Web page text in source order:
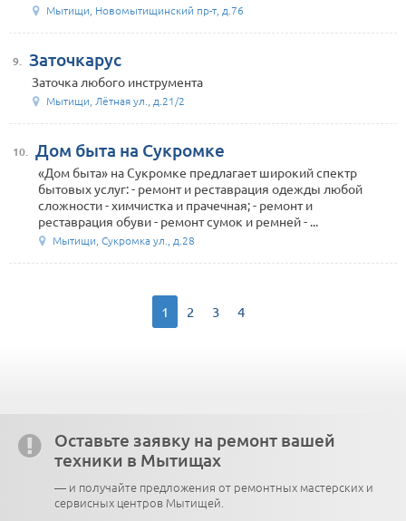
Мытищи, Новомытищинский пр-т, д.76
9. Заточкарус
Заточка любого инструмента
Мытищи, Лётная ул., д.21/2
10. Дом быта на Сукромке
«Дом быта» на Сукромке предлагает широкий спектр
бытовых услуг: - ремонт и реставрация одежды любой
сложности - химчистка и прачечная; - ремонт и
реставрация обуви - ремонт сумок и ремней - ...
Мытищи, Сукромка ул., д.28
1 2 3 4
Оставьте заявку на ремонт вашей
техники в Мытищах
— и получайте предложения от ремонтных мастерских и
сервисных центров Мытищей.